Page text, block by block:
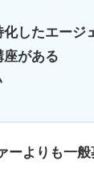
したエージ
がある
ーよりも一